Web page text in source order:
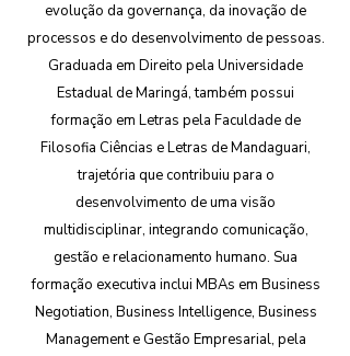
evolução da governança, da inovação de
processos e do desenvolvimento de pessoas.
Graduada em Direito pela Universidade
Estadual de Maringá, também possui
formação em Letras pela Faculdade de
Filosofia Ciências e Letras de Mandaguari,
trajetória que contribuiu para o
desenvolvimento de uma visão
multidisciplinar, integrando comunicação,
gestão e relacionamento humano. Sua
formação executiva inclui MBAs em Business
Negotiation, Business Intelligence, Business
Management e Gestão Empresarial, pela